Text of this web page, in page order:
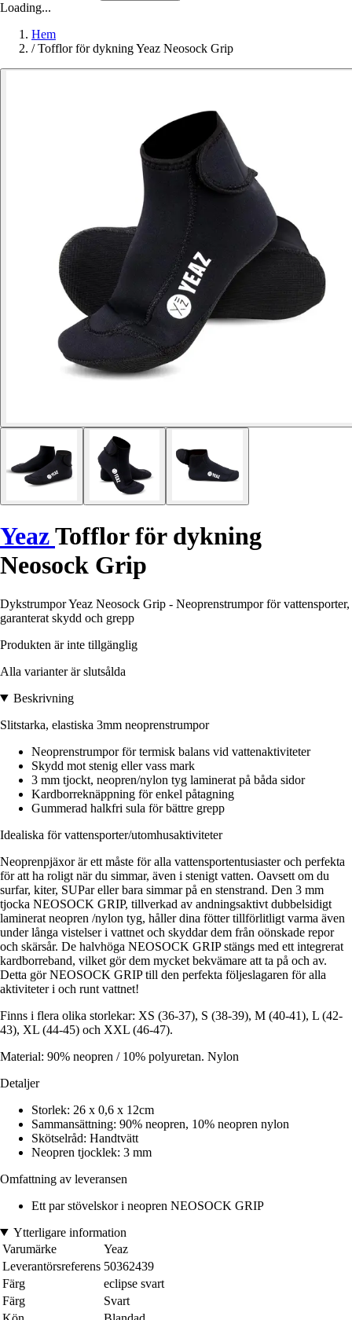
Loading...
Hem
/ Tofflor för dykning Yeaz Neosock Grip
YeazTofflor för dykning
Neosock Grip
Dykstrumpor Yeaz Neosock Grip - Neoprenstrumpor för vattensporter,
garanterat skydd och grepp
Produkten är inte tillgänglig
Alla varianter är slutsålda
Beskrivning
Slitstarka, elastiska 3mm neoprenstrumpor
Neoprenstrumpor för termisk balans vid vattenaktiviteter
Skydd mot stenig eller vass mark
3 mm tjockt, neopren/nylon tyg laminerat på båda sidor
Kardborreknäppning för enkel påtagning
Gummerad halkfri sula för bättre grepp
Idealiska för vattensporter/utomhusaktiviteter
Neoprenpjäxor är ett måste för alla vattensportentusiaster och perfekta
för att ha roligt när du simmar, även i stenigt vatten. Oavsett om du
surfar, kiter, SUPar eller bara simmar på en stenstrand. Den 3 mm
tjocka NEOSOCK GRIP, tillverkad av andningsaktivt dubbelsidigt
laminerat neopren /nylon tyg, håller dina fötter tillförlitligt varma även
under långa vistelser i vattnet och skyddar dem från oönskade repor
och skärsår. De halvhöga NEOSOCK GRIP stängs med ett integrerat
kardborreband, vilket gör dem mycket bekvämare att ta på och av.
Detta gör NEOSOCK GRIP till den perfekta följeslagaren för alla
aktiviteter i och runt vattnet!
Finns i flera olika storlekar: XS (36-37), S (38-39), M (40-41), L (42-
43), XL (44-45) och XXL (46-47).
Material: 90% neopren / 10% polyuretan. Nylon
Detaljer
Storlek: 26 x 0,6 x 12cm
Sammansättning: 90% neopren, 10% neopren nylon
Skötselråd: Handtvätt
Neopren tjocklek: 3 mm
Omfattning av leveransen
Ett par stövelskor i neopren NEOSOCK GRIP
Ytterligare information
Varumärke
Yeaz
Leverantörsreferens 50362439
Färg
eclipse svart
Färg
Svart